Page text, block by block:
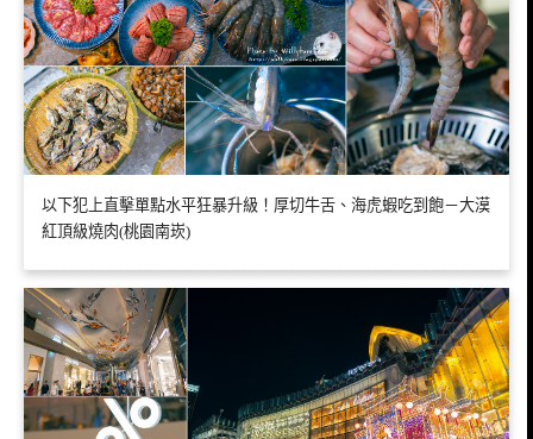
以下犯上直擊單點水平狂暴升級！厚切牛舌、海虎蝦吃到飽－大漠
紅頂級燒肉(桃園南崁)